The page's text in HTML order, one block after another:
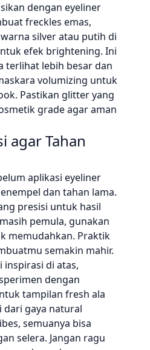
dengan eyeliner
freckles emas,
silver atau putih di
efek brightening. Ini
terlihat lebih besar dan
volumizing untuk
Pastikan glitter yang
grade agar aman
agar Tahan
aplikasi eyeliner
dan tahan lama.
presisi untuk hasil
pemula, gunakan
memudahkan. Praktik
semakin mahir.
inspirasi di atas,
dengan
tampilan fresh ala
dari gaya natural
semuanya bisa
selera. Jangan ragu